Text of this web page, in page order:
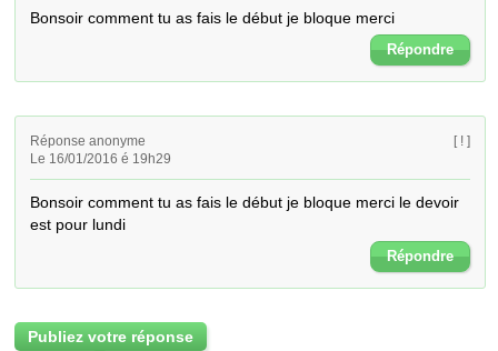
Bonsoir comment tu as fais le début je bloque merci
Répondre
Réponse anonyme
Le 16/01/2016 é 19h29
[ ! ]
Bonsoir comment tu as fais le début je bloque merci le devoir
est pour lundi
Répondre
Publiez votre réponse